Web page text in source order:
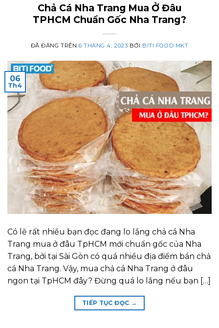
Chả Cá Nha Trang Mua Ở Đâu
TPHCM Chuẩn Gốc Nha Trang?
ĐÃ ĐĂNG TRÊN 6 THÁNG 4, 2023 BỞI BITI FOOD MKT
06
Th4
Có lẽ rất nhiều bạn đọc đang lo lắng chả cá Nha
Trang mua ở đâu TpHCM mới chuẩn gốc của Nha
Trang, bởi tại Sài Gòn có quá nhiều địa điểm bán chả
cá Nha Trang. Vậy, mua chả cá Nha Trang ở đâu
ngon tại TpHCM đây? Đừng quá lo lắng nếu bạn […]
TIẾP TỤC ĐỌC →